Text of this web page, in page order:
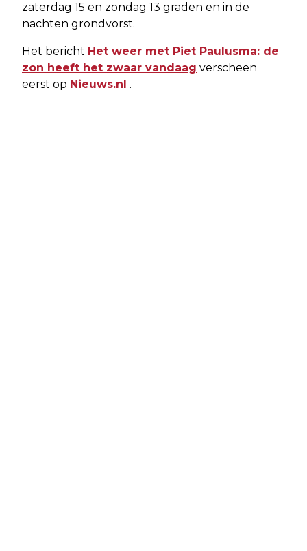
zaterdag 15 en zondag 13 graden en in de
nachten grondvorst.
Het bericht Het weer met Piet Paulusma: de
zon heeft het zwaar vandaag verscheen
eerst op Nieuws.nl .